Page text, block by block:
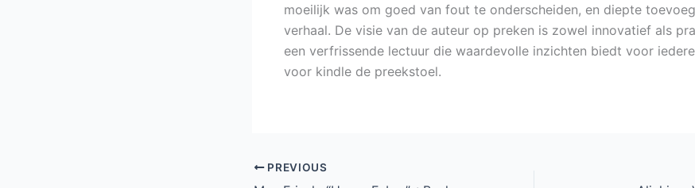
moeilijk was om goed van fout te onderscheiden, en diepte
verhaal. De visie van de auteur op preken is zowel innovatief als
een verfrissende lectuur die waardevolle inzichten biedt voor
voor kindle de preekstoel.
PREVIOUS